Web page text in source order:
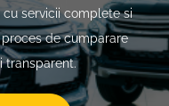
servicii complete si
de cumparare
transparent.